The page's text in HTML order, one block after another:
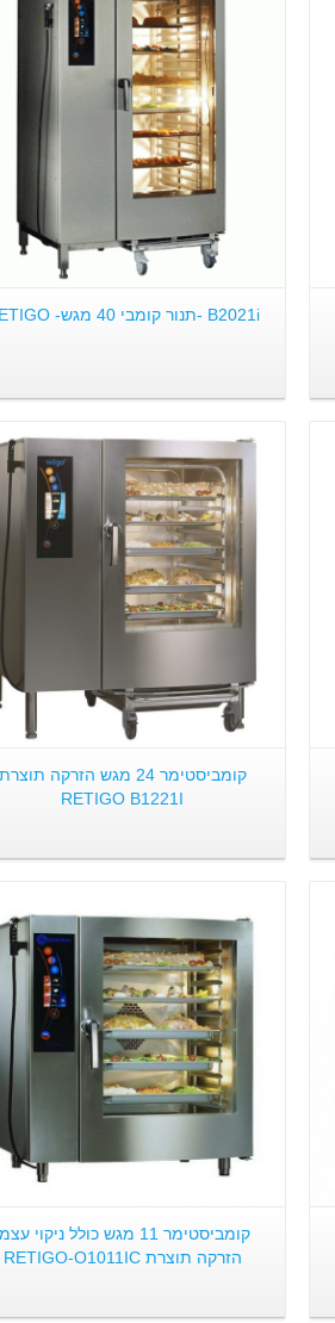
פרטים:
B2021i -תנור קומבי 40 מגש- RETIGO
פרטים:
קומביסטימר 24 מגש הזרקה תוצרת
RETIGO B1221I
פרטים:
קומביסטימר 11 מגש כולל ניקוי
הזרקה תוצרת RETIGO-O1011IC